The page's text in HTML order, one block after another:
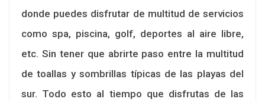
donde puedes disfrutar de multitud de servicios
como spa, piscina, golf, deportes al aire libre,
etc. Sin tener que abrirte paso entre la multitud
de toallas y sombrillas típicas de las playas del
sur. Todo esto al tiempo que disfrutas de las